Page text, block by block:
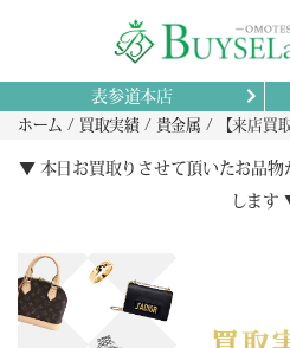
表参道本店
ホーム 買取実績 貴金属
▼ 本日お買取りさせて頂いたお品物
します